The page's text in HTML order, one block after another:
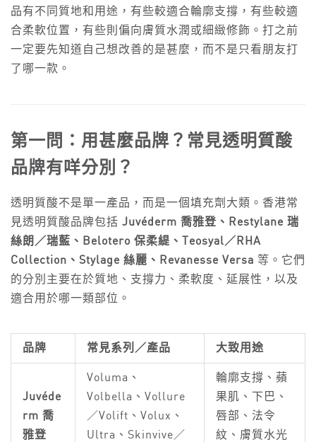
品有不同質地和用途，有些較適合輪廓支撐，有些較適
合柔軟位置，有些則偏向膚質水潤或細緻修飾。打之前
一定要先知道自己想改善的是甚麼，而不是只看朋友打
了哪一款。
第一問：用甚麼品牌？常見透明質酸
品牌有咩分別？
透明質酸不是單一產品，而是一個填充劑大類。香港常
見透明質酸品牌包括 Juvéderm 喬雅登、Restylane 瑞
絲朗／瑞藍、Belotero 保柔緹、Teosyal／RHA
Collection、Stylage 絲麗、Revanesse Versa 等。它們
的分別主要在於質地、支撐力、柔軟度、延展性，以及
適合用於哪一類部位。
品牌 常見系列／產品 大致用途
Juvéde
rm 喬
雅登
Voluma、
Volbella、Vollure
／Volift、Volux、
Ultra、Skinvive／
輪廓支撐、蘋
果肌、下巴、
唇部、法令
紋、膚質水光